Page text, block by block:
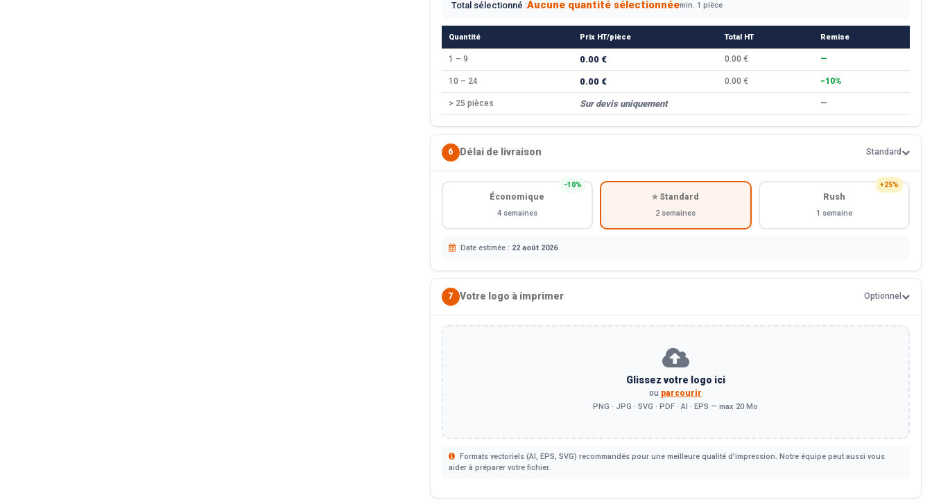
Total sélectionné :Aucune quantité sélectionnéemin. 1 pièce
Quantité Prix HT/pièce Total HT Remise
1 – 9 0.00 € 0.00 € —
10 – 24 0.00 € 0.00 € −10%
> 25 pièces Sur devis uniquement —
6 Délai de livraison Standard
−10%
Économique
4 semaines
⭐ Standard
2 semaines
+25%
Rush
1 semaine
Date estimée : 22 août 2026
7 Votre logo à imprimer Optionnel
Glissez votre logo ici
ou parcourir
PNG · JPG · SVG · PDF · AI · EPS — max 20 Mo
Formats vectoriels (AI, EPS, SVG) recommandés pour une meilleure qualité d'impression. Notre équipe peut aussi vous
aider à préparer votre fichier.